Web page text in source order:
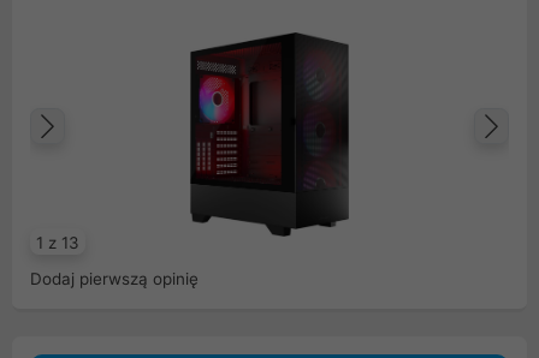
1 z 13
Poprzedni
Dodaj pierwszą opinię